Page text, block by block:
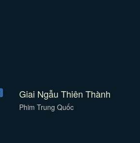
Giai Ngẫu Thiên Thành
Phim Trung Quốc